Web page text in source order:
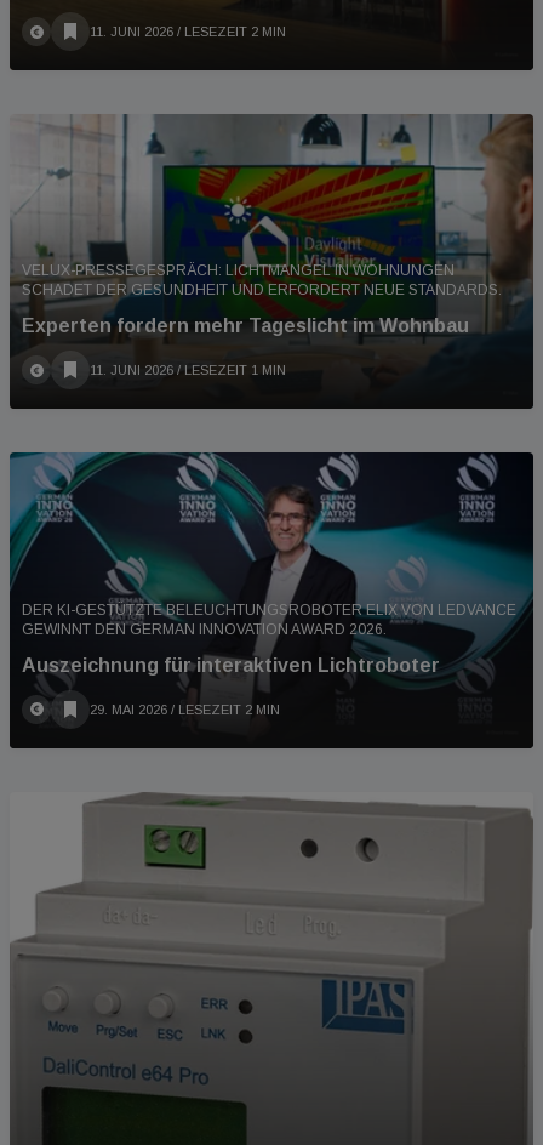
11. JUNI 2026 / LESEZEIT 2 MIN
VELUX-PRESSEGESPRÄCH: LICHTMANGEL IN WOHNUNGEN
SCHADET DER GESUNDHEIT UND ERFORDERT NEUE STANDARDS.
Experten fordern mehr Tageslicht im Wohnbau
11. JUNI 2026 / LESEZEIT 1 MIN
DER KI-GESTÜTZTE BELEUCHTUNGSROBOTER ELIX VON LEDVANCE
GEWINNT DEN GERMAN INNOVATION AWARD 2026.
Auszeichnung für interaktiven Lichtroboter
29. MAI 2026 / LESEZEIT 2 MIN